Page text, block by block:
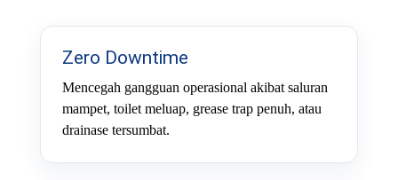
Zero Downtime
Mencegah gangguan operasional akibat saluran
mampet, toilet meluap, grease trap penuh, atau
drainase tersumbat.